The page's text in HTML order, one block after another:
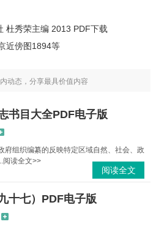
杜秀荣主编 2013 PDF下载
近傍图1894等
动态，分享最具价值内容
书目大全PDF电子版
府组织编纂的反映特定区域自然、社会、政
阅读全文>>
阅读全文
十七）PDF电子版